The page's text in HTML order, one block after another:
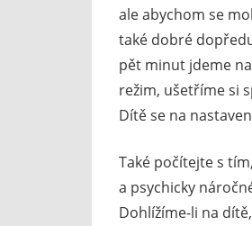
ale abychom se
také dobré
pět minut jdeme
režim, ušetříme si
Dítě se na
Také počítejte s
a psychicky
Dohlížíme-li na